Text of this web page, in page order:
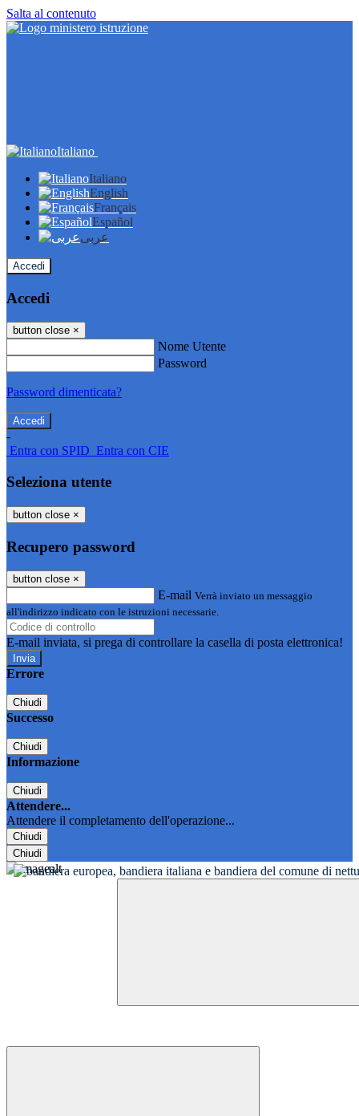
Salta al contenuto
Italiano
Italiano
English
Français
Español
عربى
Accedi
Accedi
button close ×
Nome Utente
Password
Password dimenticata?
-
Entra con SPID Entra con CIE
Seleziona utente
button close ×
Recupero password
button close ×
E-mail Verrà inviato un messaggio
all'indirizzo indicato con le istruzioni necessarie.
E-mail inviata, si prega di controllare la casella di posta elettronica!
Errore
Chiudi
Successo
Chiudi
Informazione
Chiudi
Attendere...
Attendere il completamento dell'operazione...
Chiudi
Chiudi